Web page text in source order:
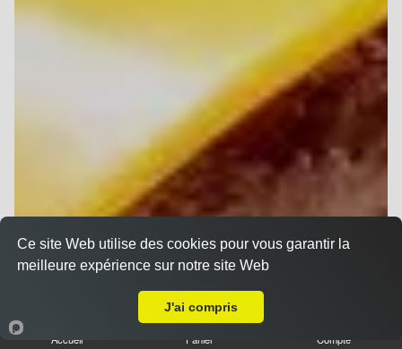
Accueil Panier Compte
Ce site Web utilise des cookies pour vous garantir la
meilleure expérience sur notre site Web
J'ai compris